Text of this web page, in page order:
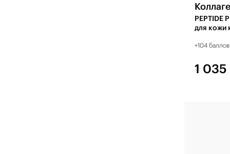
PEPTIDE
для кожи
+104 баллов
1 035